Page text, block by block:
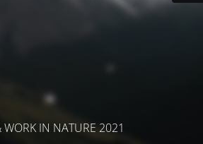
IN NATURE 2021